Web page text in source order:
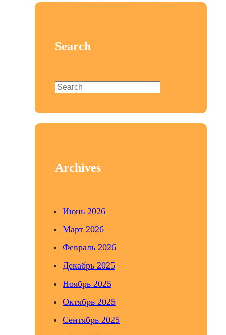
Search
S
a
r
Archives
Июнь 2026
Март 2026
Февраль 2026
Декабрь 2025
Ноябрь 2025
Октябрь 2025
Сентябрь 2025